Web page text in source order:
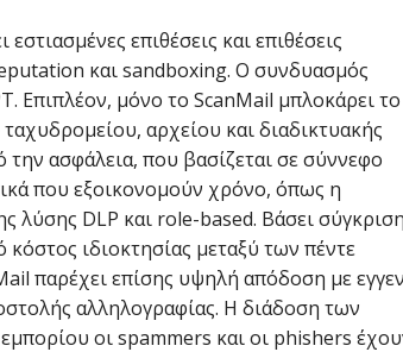
εστιασμένες επιθέσεις και επιθέσεις
και sandboxing. Ο συνδυασμός
Επιπλέον, μόνο το ScanMail μπλοκάρει το
αρχείου και διαδικτυακής
ασφάλεια, που βασίζεται σε σύννεφο
που εξοικονομούν χρόνο, όπως η
λύσης DLP και role-based. Βάσει
ιδιοκτησίας μεταξύ των πέντε
παρέχει επίσης υψηλή απόδοση με
αλληλογραφίας. Η διάδοση των
οι spammers και οι phishers